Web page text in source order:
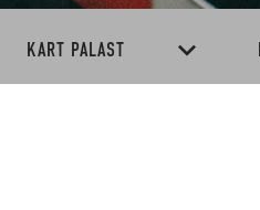
KART PALAST